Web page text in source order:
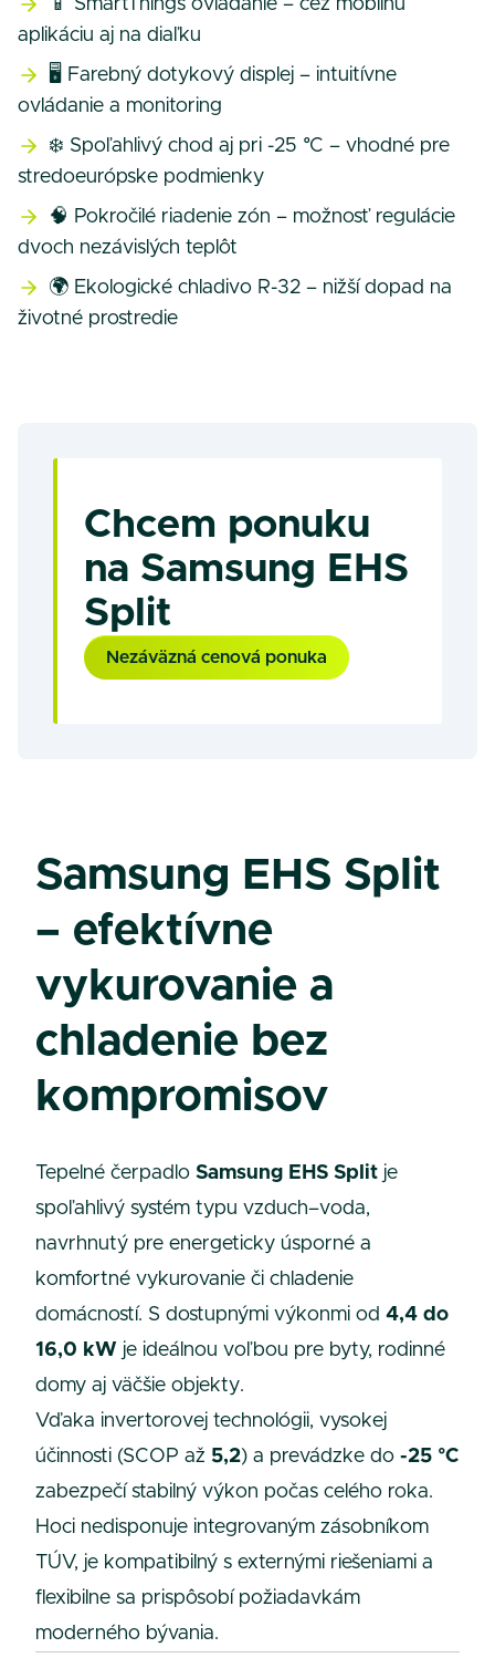
📱 SmartThings ovládanie – cez mobilnú
aplikáciu aj na diaľku
🖥️ Farebný dotykový displej – intuitívne
ovládanie a monitoring
❄️ Spoľahlivý chod aj pri -25 °C – vhodné pre
stredoeurópske podmienky
🧠 Pokročilé riadenie zón – možnosť regulácie
dvoch nezávislých teplôt
🌍 Ekologické chladivo R-32 – nižší dopad na
životné prostredie
Chcem ponuku
na Samsung EHS
Split
Nezáväzná cenová ponuka
Samsung EHS Split
– efektívne
vykurovanie a
chladenie bez
kompromisov
Tepelné čerpadlo Samsung EHS Split je
spoľahlivý systém typu vzduch–voda,
navrhnutý pre energeticky úsporné a
komfortné vykurovanie či chladenie
domácností. S dostupnými výkonmi od 4,4 do
16,0 kW je ideálnou voľbou pre byty, rodinné
domy aj väčšie objekty.
Vďaka invertorovej technológii, vysokej
účinnosti (SCOP až 5,2) a prevádzke do -25 °C
zabezpečí stabilný výkon počas celého roka.
Hoci nedisponuje integrovaným zásobníkom
TÚV, je kompatibilný s externými riešeniami a
flexibilne sa prispôsobí požiadavkám
moderného bývania.